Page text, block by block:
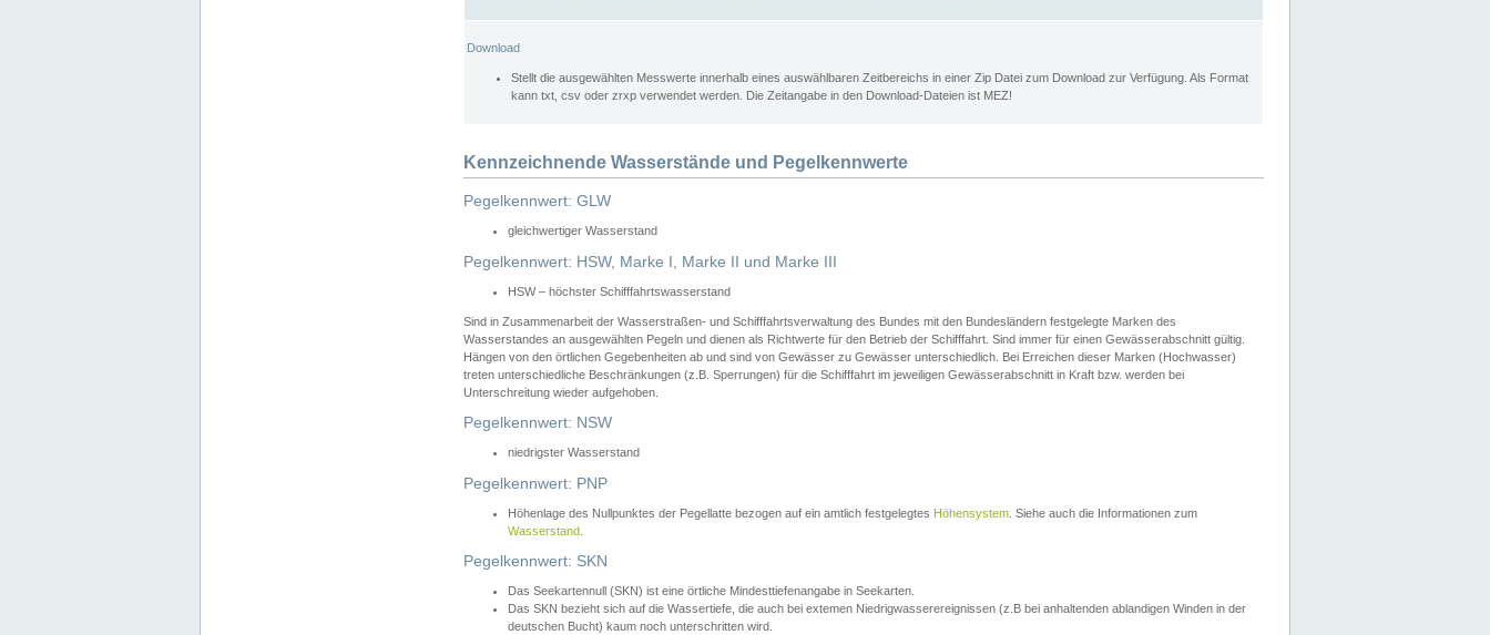
Download
Stellt die ausgewählten Messwerte innerhalb eines auswählbaren Zeitbereichs in einer Zip Datei zum Download zur Verfügung. Als Format
kann txt, csv oder zrxp verwendet werden. Die Zeitangabe in den Download-Dateien ist MEZ!
Kennzeichnende Wasserstände und Pegelkennwerte
Pegelkennwert: GLW
gleichwertiger Wasserstand
Pegelkennwert: HSW, Marke I, Marke II und Marke III
HSW – höchster Schifffahrtswasserstand
Sind in Zusammenarbeit der Wasserstraßen- und Schifffahrtsverwaltung des Bundes mit den Bundesländern festgelegte Marken des
Wasserstandes an ausgewählten Pegeln und dienen als Richtwerte für den Betrieb der Schifffahrt. Sind immer für einen Gewässerabschnitt gültig.
Hängen von den örtlichen Gegebenheiten ab und sind von Gewässer zu Gewässer unterschiedlich. Bei Erreichen dieser Marken (Hochwasser)
treten unterschiedliche Beschränkungen (z.B. Sperrungen) für die Schifffahrt im jeweiligen Gewässerabschnitt in Kraft bzw. werden bei
Unterschreitung wieder aufgehoben.
Pegelkennwert: NSW
niedrigster Wasserstand
Pegelkennwert: PNP
Höhenlage des Nullpunktes der Pegellatte bezogen auf ein amtlich festgelegtes Höhensystem . Siehe auch die Informationen zum
Wasserstand
Pegelkennwert: SKN
Das Seekartennull (SKN) ist eine örtliche Mindesttiefenangabe in Seekarten.
Das SKN bezieht sich auf die Wassertiefe, die auch bei extemen Niedrigwasserereignissen (z.B bei anhaltenden ablandigen Winden in der
deutschen Bucht) kaum noch unterschritten wird.